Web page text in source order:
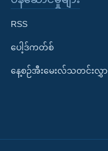
RSS
ပေါ့ဒ်ကတ်စ်
နေ့စဉ်အီးမေးလ်သတင်းလွှာ